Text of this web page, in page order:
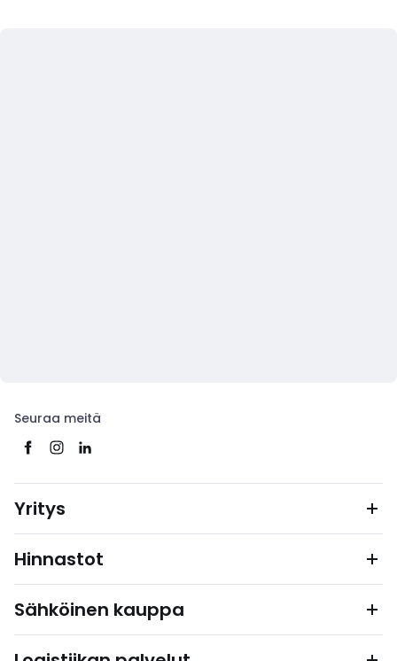
Seuraa meitä
Yritys
Hinnastot
Sähköinen kauppa